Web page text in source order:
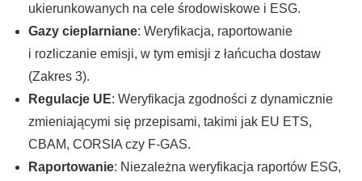
ukierunkowanych na cele środowiskowe i ESG.
Gazy cieplarniane: Weryfikacja, raportowanie
i rozliczanie emisji, w tym emisji z łańcucha dostaw
(Zakres 3).
Regulacje UE: Weryfikacja zgodności z dynamicznie
zmieniającymi się przepisami, takimi jak EU ETS,
CBAM, CORSIA czy F-GAS.
Raportowanie: Niezależna weryfikacja raportów ESG,